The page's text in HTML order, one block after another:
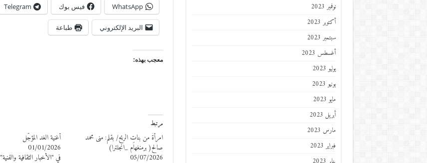
WhatsApp فيس بوك Telegram
البريد الإلكتروني طباعة
معجب بهذه:
مرتبط
امرأةٌ من بناتِ الريح/ بقلم: منى محمد
صالح( برمنغهام _انجلترا)
05/07/2026
أغنية الغد المؤجَّل
01/01/2026
في "الأخبار الثقافية والفنية"
نوفمبر 2023
أكتوبر 2023
سبتمبر 2023
أغسطس 2023
يوليو 2023
يونيو 2023
مايو 2023
أبريل 2023
مارس 2023
فبراير 2023